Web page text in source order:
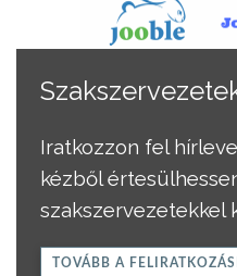
Iratkozzon fel
kézből
szakszervezetekkel
TOVÁBB A